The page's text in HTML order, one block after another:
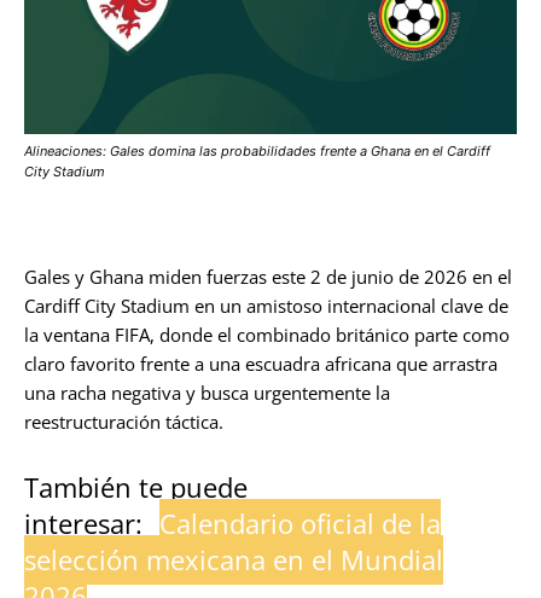
Alineaciones: Gales domina las probabilidades frente a Ghana en el Cardiff
City Stadium
Gales y Ghana miden fuerzas este 2 de junio de 2026 en el
Cardiff City Stadium en un amistoso internacional clave de
la ventana FIFA, donde el combinado británico parte como
claro favorito frente a una escuadra africana que arrastra
una racha negativa y busca urgentemente la
reestructuración táctica.
También te puede
interesar: Calendario oficial de la
selección mexicana en el Mundial